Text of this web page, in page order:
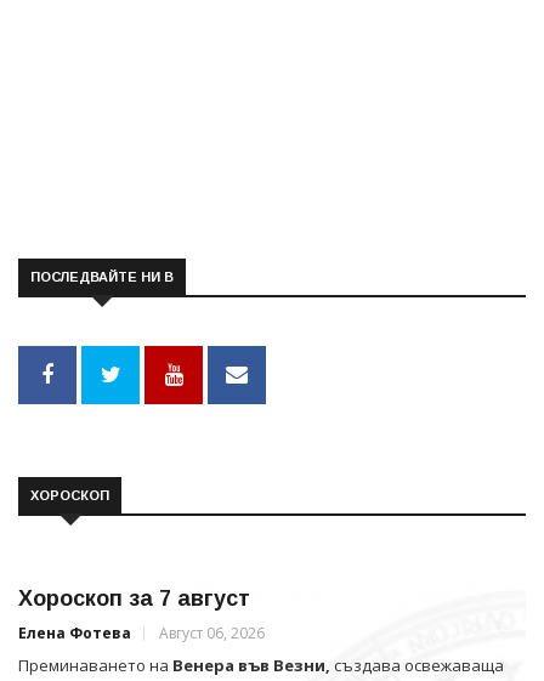
ПОСЛЕДВАЙТЕ НИ В
ХОРОСКОП
Хороскоп за 7 август
Елена Фотева Август 06, 2026
Преминаването на Венера във Везни, създава освежаваща